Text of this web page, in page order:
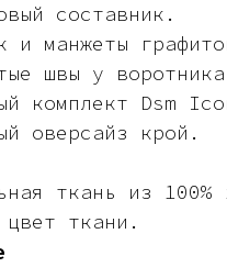
составник.
и манжеты
швы у
комплект Dsm
оверсайз крой.
ткань из
ткани.